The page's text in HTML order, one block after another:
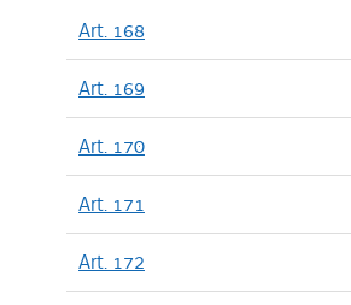
Art. 168
Art. 169
Art. 170
Art. 171
Art. 172